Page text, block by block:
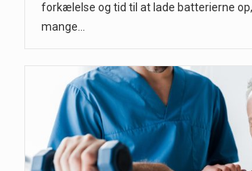
forkælelse og tid til at lade batterierne
mange…